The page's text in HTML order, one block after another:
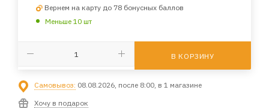
Вернем на карту до 78 бонусных баллов
Меньше 10 шт
В КОРЗИНУ
Самовывоз: 08.08.2026, после 8:00, в 1 магазине
Хочу в подарок